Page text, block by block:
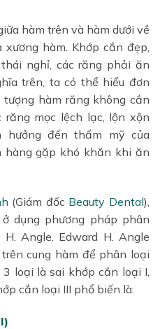
hàm trên và hàm dưới về
xương hàm. Khớp cắn đẹp,
nghỉ, các răng phải ăn
trên, ta có thể hiểu đơn
hàm răng không cắn
mọc lệch lạc, lộn xộn
hưởng đến thẩm mỹ của
hàng gặp khó khăn khi ăn
(Giám đốc Beauty Dental),
dụng phương pháp phân
H. Angle. Edward H. Angle
cung hàm để phân loại
3 loại là sai khớp cắn loại I,
cắn loại III phổ biến là: